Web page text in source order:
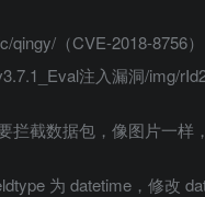
qingy/（CVE-2018-8756）
注入漏洞/img/
拦截数据包，像图片一样，
为 datetime，修改